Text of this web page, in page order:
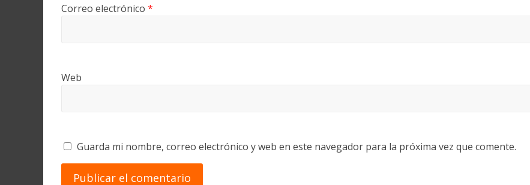
Correo electrónico *
Web
Guarda mi nombre, correo electrónico y web en este navegador para la próxima vez que comente.